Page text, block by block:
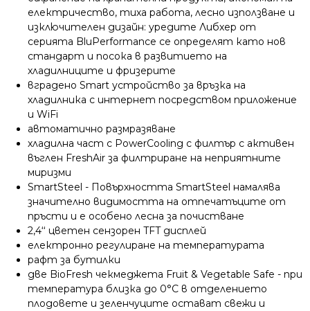
електричество, тиха работа, лесно използване и
изключителен дизайн: уредите Либхер от
серията BluPerformance се определят като нов
стандарт и посока в развитието на
хладилниците и фризерите
вградено Smart устройство за връзка на
хладилника с интернет посредством приложение
и WiFi
автоматично размразяване
хладилна част с PowerCooling с филтър с активен
въглен FreshAir за филтриране на неприятните
миризми
SmartSteel - Повърхността SmartSteel намалява
значително видимостта на отпечатъците от
пръсти и е особено лесна за почистване
2,4‘‘ цветен сензорен TFT дисплей
електронно регулиране на температурата
рафт за бутилки
две BioFresh чекмеджета Fruit & Vegetable Safe - при
температура близка до 0°C в отделението
плодовете и зеленчуците остават свежи и